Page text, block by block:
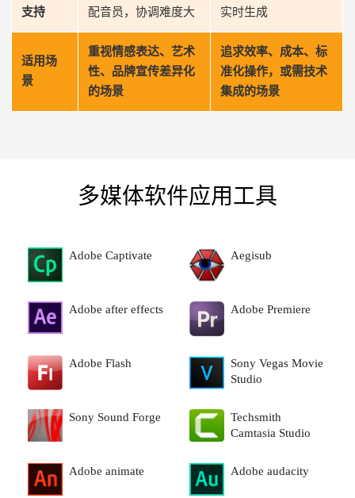
支持
配音员，协调难度大
实时生成
适用场
景
重视情感表达、艺术
性、品牌宣传差异化
的场景
追求效率、成本、标
准化操作，或需技术
集成的场景
多媒体软件应用工具
Adobe Captivate Aegisub
Adobe after effects Adobe Premiere
Adobe Flash
Sony Vegas Movie
Studio
Sony Sound Forge
Techsmith
Camtasia Studio
Adobe animate Adobe audacity